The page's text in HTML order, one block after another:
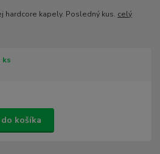
hardcore kapely. Posledný kus. celý
ks
košíka